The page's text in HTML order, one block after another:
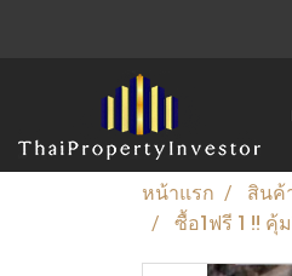
หน้าแรก สินค้
ซื้อ1ฟรี 1 !! คุ้